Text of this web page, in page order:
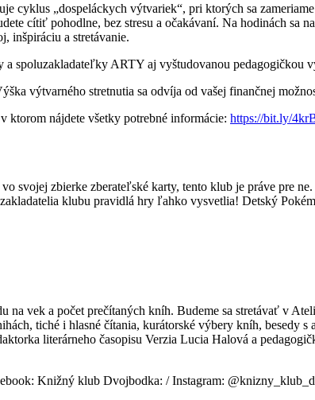
cyklus „dospeláckych výtvariek“, pri ktorých sa
cítiť pohodlne, bez stresu a očakávaní. Na hodinách sa
inšpiráciu a stretávanie.
spoluzakladateľky ARTY aj vyštudovanou pedagogičkou
výtvarného stretnutia sa odvíja od vašej finančnej
ktorom nájdete všetky potrebné informácie: https://bit.ly/
svojej zbierke zberateľské karty, tento klub je práve pre
klubu pravidlá hry ľahko vysvetlia! Detský
vek a počet prečítaných kníh. Budeme sa stretávať v
tiché i hlasné čítania, kurátorské výbery kníh, besedy
literárneho časopisu Verzia Lucia Halová a
Knižný klub Dvojbodka: / Instagram: